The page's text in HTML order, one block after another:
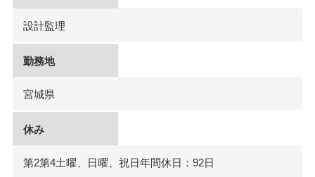
設計監理
勤務地
宮城県
休み
第2第4土曜、日曜、祝日年間休日：92日